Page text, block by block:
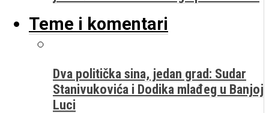
Teme i komentari
Dva politička sina, jedan grad: Sudar
Stanivukovića i Dodika mlađeg u Banjoj
Luci